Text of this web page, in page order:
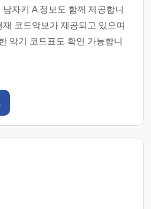
남자키 A 정보도 함께 제공합니
재 코드악보가 제공되고 있으며
악기 코드표도 확인 가능합니